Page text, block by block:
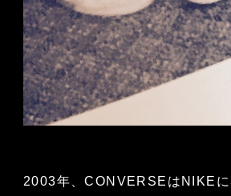
2003年、CONVERSEはNIKE